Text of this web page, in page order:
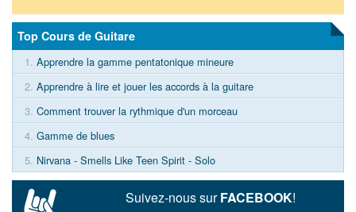
Top Cours de Guitare
1. Apprendre la gamme pentatonique mineure
2. Apprendre à lire et jouer les accords à la guitare
3. Comment trouver la rythmique d'un morceau
4. Gamme de blues
5. Nirvana - Smells Like Teen Spirit - Solo
Suivez-nous surFACEBOOK!